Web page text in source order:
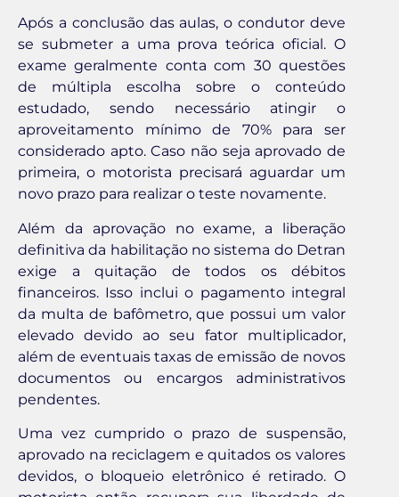
Após a conclusão das aulas, o condutor deve
se submeter a uma prova teórica oficial. O
exame geralmente conta com 30 questões
de múltipla escolha sobre o conteúdo
estudado, sendo necessário atingir o
aproveitamento mínimo de 70% para ser
considerado apto. Caso não seja aprovado de
primeira, o motorista precisará aguardar um
novo prazo para realizar o teste novamente.
Além da aprovação no exame, a liberação
definitiva da habilitação no sistema do Detran
exige a quitação de todos os débitos
financeiros. Isso inclui o pagamento integral
da multa de bafômetro, que possui um valor
elevado devido ao seu fator multiplicador,
além de eventuais taxas de emissão de novos
documentos ou encargos administrativos
pendentes.
Uma vez cumprido o prazo de suspensão,
aprovado na reciclagem e quitados os valores
devidos, o bloqueio eletrônico é retirado. O